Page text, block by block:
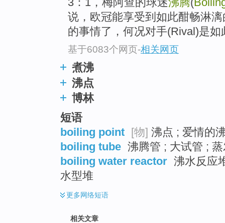
说，欧冠能享受到如此酣畅淋
的事情了，何况对手(Rival)是
基于6083个网页-相关网页
煮沸
沸点
博林
短语
boiling point [物] 沸点 ; 爱情的
boiling tube 沸腾管 ; 大试管 ;
boiling water reactor 沸水反应
水型堆
更多网络短语
相关文章